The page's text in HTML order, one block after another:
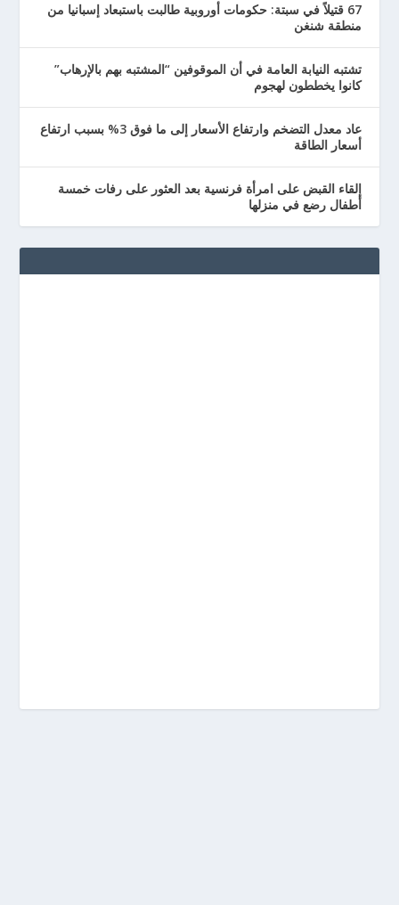
67 قتيلاً في سبتة: حكومات أوروبية طالبت باستبعاد إسبانيا من
منطقة شنغن
تشتبه النيابة العامة في أن الموقوفين “المشتبه بهم بالإرهاب”
كانوا يخططون لهجوم
عاد معدل التضخم وارتفاع الأسعار إلى ما فوق 3% بسبب ارتفاع
أسعار الطاقة
إلقاء القبض على امرأة فرنسية بعد العثور على رفات خمسة
أطفال رضع في منزلها